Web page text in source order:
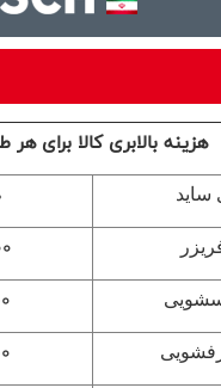
هزینه بالابری کالا برای هر
ساید